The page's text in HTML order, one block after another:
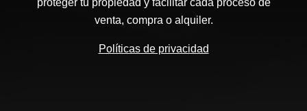
proteger tu propiedad y facilitar cada proceso de
venta, compra o alquiler.
Políticas de privacidad